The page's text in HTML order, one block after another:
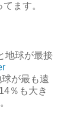
ます。
地球が最接
が最も遠
％も大き